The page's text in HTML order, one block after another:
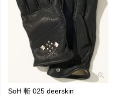
SoH 斬 025 deerskin